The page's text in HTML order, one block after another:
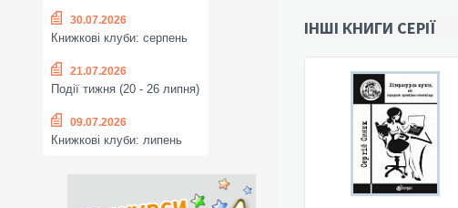
30.07.2026
Книжкові клуби: серпень
21.07.2026
Події тижня (20 - 26 липня)
09.07.2026
Книжкові клуби: липень
ІНШІ КНИГИ СЕРІЇ